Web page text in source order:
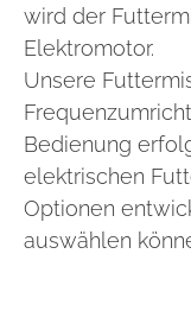
wird der
Elektromotor.
Unsere
Bedienung
elektrischen
Optionen
auswählen